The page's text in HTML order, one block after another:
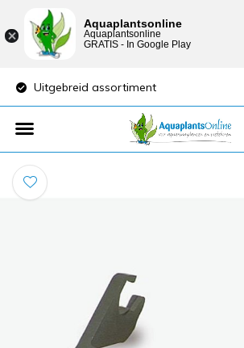
Uitgebreid assortiment
Aquaplantsonline
Aquaplantsonline
GRATIS - In Google Play